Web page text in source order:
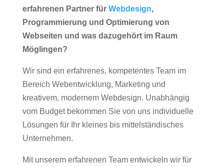
erfahrenen Partner für Webdesign,
Programmierung und Optimierung von
Webseiten und was dazugehört im Raum
Möglingen?
Wir sind ein erfahrenes, kompetentes Team im
Bereich Webentwicklung, Marketing und
kreativem, modernem Webdesign. Unabhängig
vom Budget bekommen Sie von uns individuelle
Lösungen für Ihr kleines bis mittelständisches
Unternehmen.
Mit unserem erfahrenen Team entwickeln wir für